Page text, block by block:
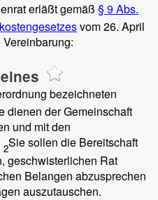
erläßt gemäß § 9 Abs.
vom 26. April
bezeichneten
dienen der Gemeinschaft
und mit den
2Sie sollen die Bereitschaft
geschwisterlichen Rat
Belangen abzusprechen
auszutauschen.